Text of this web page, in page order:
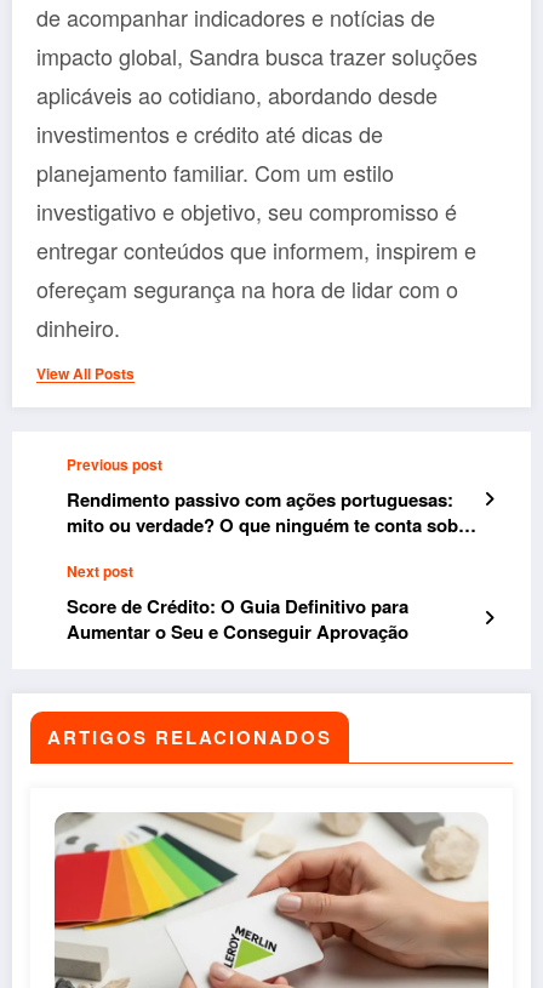
de acompanhar indicadores e notícias de
impacto global, Sandra busca trazer soluções
aplicáveis ao cotidiano, abordando desde
investimentos e crédito até dicas de
planejamento familiar. Com um estilo
investigativo e objetivo, seu compromisso é
entregar conteúdos que informem, inspirem e
ofereçam segurança na hora de lidar com o
dinheiro.
View All Posts
Previous post
Rendimento passivo com ações portuguesas:
mito ou verdade? O que ninguém te conta sobre
Next post
Score de Crédito: O Guia Definitivo para
Aumentar o Seu e Conseguir Aprovação
ARTIGOS RELACIONADOS